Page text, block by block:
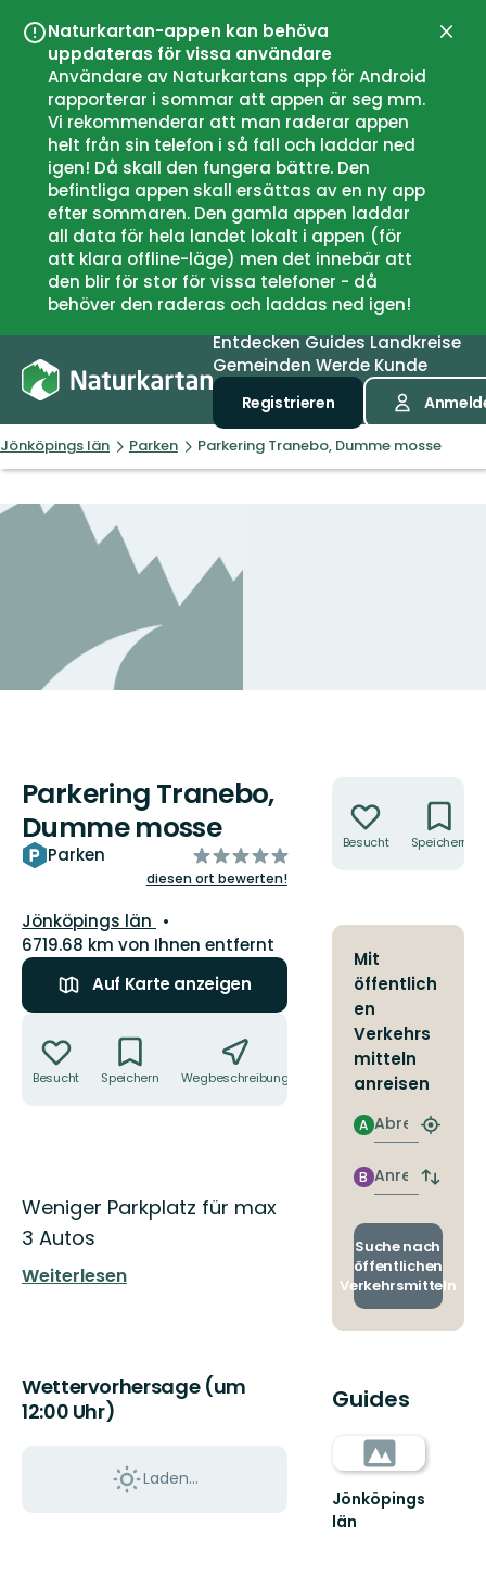
Naturkartan-appen kan behöva
uppdateras för vissa användare
Användare av Naturkartans app för Android
rapporterar i sommar att appen är seg mm.
Vi rekommenderar att man raderar appen
helt från sin telefon i så fall och laddar ned
igen! Då skall den fungera bättre. Den
befintliga appen skall ersättas av en ny app
efter sommaren. Den gamla appen laddar
all data för hela landet lokalt i appen (för
att klara offline-läge) men det innebär att
den blir för stor för vissa telefoner - då
behöver den raderas och laddas ned igen!
EntdeckenGuidesLandkreise
Gemeinden Werde Kunde
Registrieren
Jönköpings län Parken Parkering Tranebo, Dumme mosse
Parkering Tranebo,
Dumme mosse
Parken
von
5
diesen ort bewerten!
Landkreis:
Jönköpings län
6719.68 km von Ihnen entfernt
Auf Karte anzeigen
Besucht Speichern Wegbeschreibung
Beschreibung
Weniger Parkplatz für max
3 Autos
Weiterlesen
Wettervorhersage (um
12:00 Uhr)
Laden...
Besucht Speichern
Mit
öffentlich
en
Verkehrs
mitteln
anreisen
Abreise
A
finden
Anreise
B
Suche nach
öffentlichen
Verkehrsmitteln
Guides
Jönköpings
län